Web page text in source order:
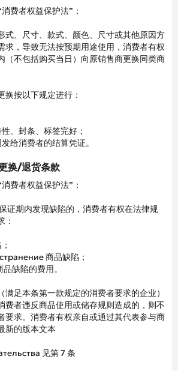
费者权益保护法”：
式、尺寸、款式、颜色、尺寸或其他原因方
求，导致无法按预期用途使用，消费者有权
（不包括购买当日）向原销售商更换同类商
换按以下规定进行：
、封条、标签完好；
给消费者的结算凭证。
换/退货条款
费者权益保护法”：
证期内发现缺陷的，消费者有权在法律规
：
商品缺陷；
缺陷的费用。
足本条第一款规定的消费者要求的企业）
费者违反商品使用或储存规则造成的，则不
要求。消费者有权亲自或通过其代表参与商
新的版本文本
见第 7 条